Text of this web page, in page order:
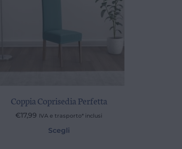
Coppia Coprisedia Perfetta
€17,99 IVA e trasporto* inclusi
Scegli